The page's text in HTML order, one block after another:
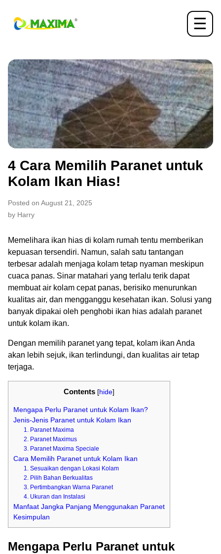
☰
4 Cara Memilih Paranet untuk
Kolam Ikan Hias!
Posted on August 21, 2025
by Harry
Memelihara ikan hias di kolam rumah tentu memberikan
kepuasan tersendiri. Namun, salah satu tantangan
terbesar adalah menjaga kolam tetap nyaman meskipun
cuaca panas. Sinar matahari yang terlalu terik dapat
membuat air kolam cepat panas, berisiko menurunkan
kualitas air, dan mengganggu kesehatan ikan. Solusi yang
banyak dipakai oleh penghobi ikan hias adalah paranet
untuk kolam ikan.
Dengan memilih paranet yang tepat, kolam ikan Anda
akan lebih sejuk, ikan terlindungi, dan kualitas air tetap
terjaga.
Contents [hide]
Mengapa Perlu Paranet untuk Kolam Ikan?
Jenis-Jenis Paranet untuk Kolam Ikan
1. Paranet Maxima
2. Paranet Maximus
3. Paranet Maxima Speciale
Cara Memilih Paranet untuk Kolam Ikan
1. Sesuaikan dengan Lokasi Kolam
2. Pilih Bahan Berkualitas
3. Pertimbangkan Warna Paranet
4. Ukuran dan Instalasi
Manfaat Jangka Panjang Menggunakan Paranet
Kesimpulan
Mengapa Perlu Paranet untuk